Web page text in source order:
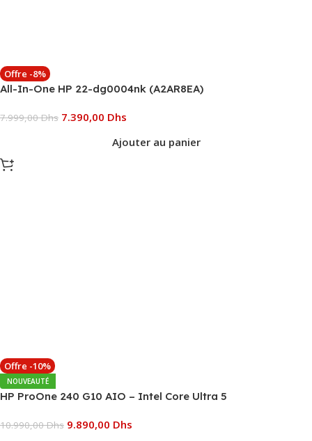
Offre -8%
All-In-One HP 22-dg0004nk (A2AR8EA)
7.999,00Dhs 7.390,00 Dhs
Ajouter au panier
Offre -10%
NOUVEAUTÉ
HP ProOne 240 G10 AIO – Intel Core Ultra 5
10.990,00Dhs 9.890,00 Dhs